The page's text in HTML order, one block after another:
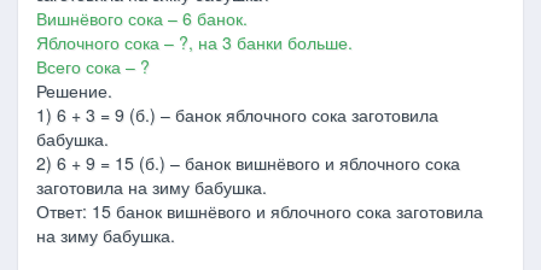
Вишнёвого сока – 6 банок.
Яблочного сока – ?, на 3 банки больше.
Всего сока – ?
Решение.
1) 6 + 3 = 9 (б.) – банок яблочного сока заготовила
бабушка.
2) 6 + 9 = 15 (б.) – банок вишнёвого и яблочного сока
заготовила на зиму бабушка.
Ответ: 15 банок вишнёвого и яблочного сока заготовила
на зиму бабушка.